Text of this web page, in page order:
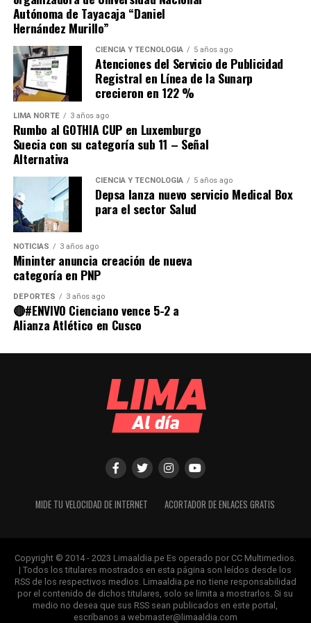
Source link
Comparte esto:
Autónoma de Tayacaja “Daniel
Hernández Murillo”
CIENCIA Y TECNOLOGÍA 5 años ago
Atenciones del Servicio de Publicidad
Registral en Línea de la Sunarp
crecieron en 122 %
LIMA NORTE 3 años ago
Rumbo al GOTHIA CUP en Luxemburgo
Suecia con su categoría sub 11 – Señal
Alternativa
CIENCIA Y TECNOLOGÍA 5 años ago
Depsa lanza nuevo servicio Medical Box
para el sector Salud
NOTICIAS 3 años ago
Mininter anuncia creación de nueva
categoría en PNP
DEPORTES 3 años ago
🔴#ENVIVO Cienciano vence 5-2 a
Alianza Atlético en Cusco
MIDE TU VELOCIDAD DE INTERNET ACORTADOR DE ENLACES GRATIS
Copyright © 2014 - 2023 Limaaldia.pe Es operado por CC Multimedios.
| Todos los titulares mostrados en esta página son leídos desde los
RSS de los respectivos medios. Limaaldia.pe no tiene responsabilidad
por el contenido de dichos titulares, solo se limita a mostrarlos. Si su
medio no desea que sus RSS sean publicados en este portal,
escríbanos a webmaster@limaaldia.com